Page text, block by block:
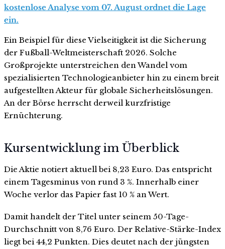
kostenlose Analyse vom 07. August ordnet die Lage
ein.
Ein Beispiel für diese Vielseitigkeit ist die Sicherung
der Fußball-Weltmeisterschaft 2026. Solche
Großprojekte unterstreichen den Wandel vom
spezialisierten Technologieanbieter hin zu einem breit
aufgestellten Akteur für globale Sicherheitslösungen.
An der Börse herrscht derweil kurzfristige
Ernüchterung.
Kursentwicklung im Überblick
Die Aktie notiert aktuell bei 8,23 Euro. Das entspricht
einem Tagesminus von rund 3 %. Innerhalb einer
Woche verlor das Papier fast 10 % an Wert.
Damit handelt der Titel unter seinem 50-Tage-
Durchschnitt von 8,76 Euro. Der Relative-Stärke-Index
liegt bei 44,2 Punkten. Dies deutet nach der jüngsten